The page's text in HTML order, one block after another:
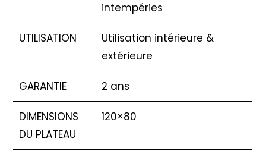
intempéries
UTILISATION
Utilisation intérieure &
extérieure
GARANTIE 2 ans
DIMENSIONS
DU PLATEAU
120×80